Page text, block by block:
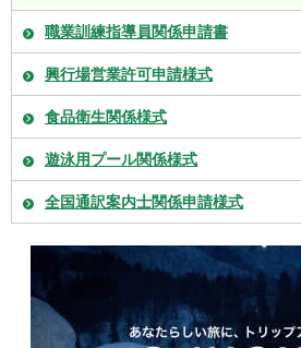
職業訓練指導員関係申請書
興行場営業許可申請様式
食品衛生関係様式
遊泳用プール関係様式
全国通訳案内士関係申請様式